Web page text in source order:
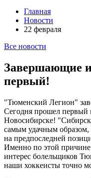
Главная
Новости
22 февраля
Все новости
Завершающие
первый!
"Тюменский Легион"
Сегодня прошел первый
Новосибирске!
самым удачным
на предпоследней
Именно по этой
интерес болельщиков
наши хоккеисты точно